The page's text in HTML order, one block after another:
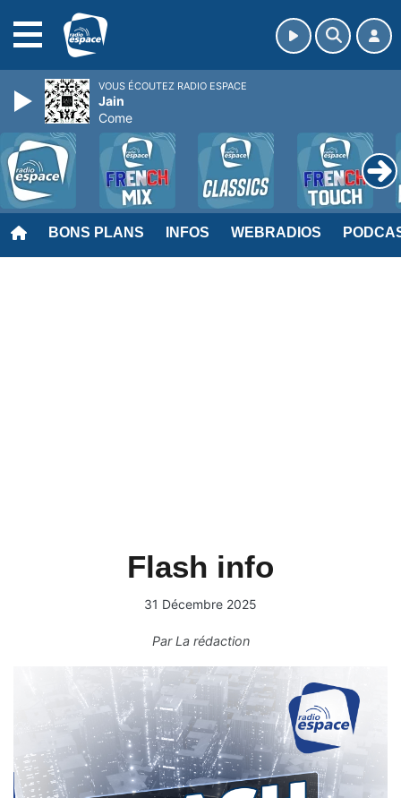
BONS PLANS INFOS WEBRADIOS
Flash info
31 Décembre 2025
ParLa rédaction
VOUS ÉCOUTEZ RADIO ESPACE
Jain
Come